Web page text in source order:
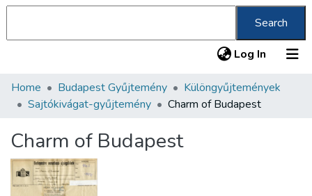
Search
Log In (current)
Communities & Collections
Statistics
About us
Home Budapest Gyűjtemény
Különgyűjtemények
Sajtókivágat-gyűjtemény
Charm of Budapest
Charm of Budapest